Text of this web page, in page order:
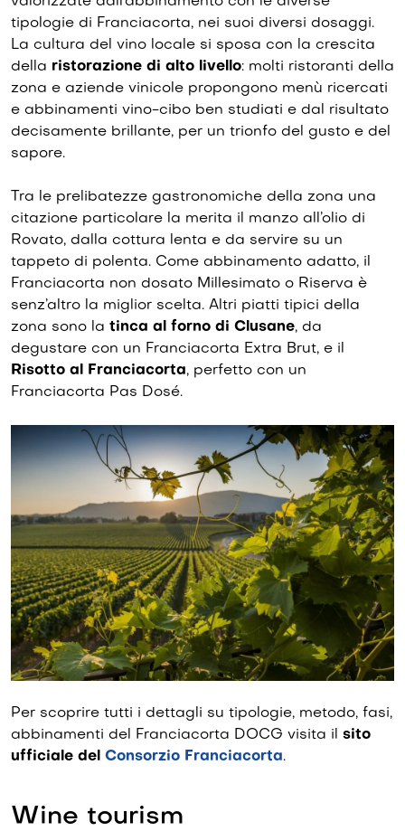
tipologie di Franciacorta, nei suoi diversi dosaggi.
La cultura del vino locale si sposa con la crescita
della ristorazione di alto livello: molti ristoranti della
zona e aziende vinicole propongono menù ricercati
e abbinamenti vino-cibo ben studiati e dal risultato
decisamente brillante, per un trionfo del gusto e del
sapore.
Tra le prelibatezze gastronomiche della zona una
citazione particolare la merita il manzo all’olio di
Rovato, dalla cottura lenta e da servire su un
tappeto di polenta. Come abbinamento adatto, il
Franciacorta non dosato Millesimato o Riserva è
senz’altro la miglior scelta. Altri piatti tipici della
zona sono la tinca al forno di Clusane, da
degustare con un Franciacorta Extra Brut, e il
Risotto al Franciacorta, perfetto con un
Franciacorta Pas Dosé.
Per scoprire tutti i dettagli su tipologie, metodo, fasi,
abbinamenti del Franciacorta DOCG visita il sito
ufficiale del Consorzio Franciacorta.
Wine tourism